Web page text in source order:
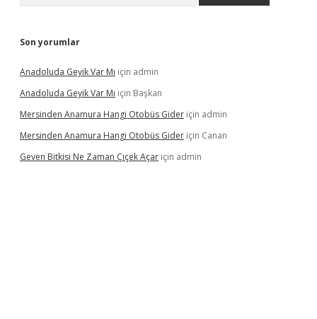
Son yorumlar
Anadoluda Geyik Var Mı için admin
Anadoluda Geyik Var Mı için Başkan
Mersinden Anamura Hangi Otobüs Gider için admin
Mersinden Anamura Hangi Otobüs Gider için Canan
Geven Bitkisi Ne Zaman Çiçek Açar için admin